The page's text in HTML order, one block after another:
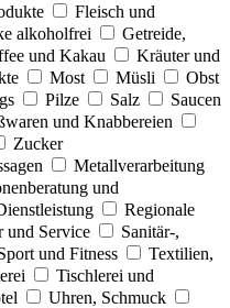
Fleisch und
alkoholfrei
Getreide,
und Kakau
Kräuter und
Most Müsli
Obst
Pilze Salz
Saucen
und Knabbereien
Zucker
Metallverarbeitung
und
Regionale
und Service
Sanitär-,
und Fitness
Textilien,
Tischlerei und
Uhren, Schmuck